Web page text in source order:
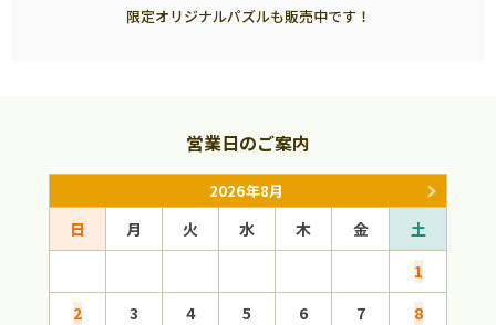
限定オリジナルパズルも販売中です！
営業日のご案内
2026年8月
日 月 火 水 木 金
土
1
2
3 4 5 6 7
8